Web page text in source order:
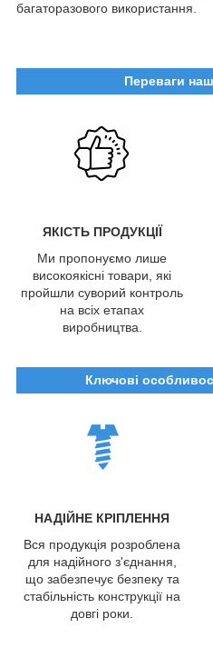
багаторазового використання.
Переваги
ЯКІСТЬ ПРОДУКЦІЇ
Ми пропонуємо лише
високоякісні товари, які
пройшли суворий контроль
на всіх етапах
виробництва.
Ключові
НАДІЙНЕ КРІПЛЕННЯ
Вся продукція розроблена
для надійного з'єднання,
що забезпечує безпеку та
стабільність конструкції на
довгі роки.